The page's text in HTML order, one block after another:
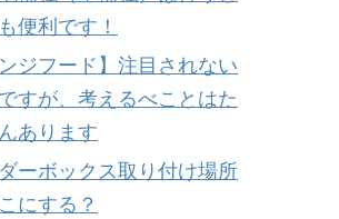
便利です！
ンジフード】注目されない
すが、考えるべことはた
あります
ーボックス取り付け場所
にする？